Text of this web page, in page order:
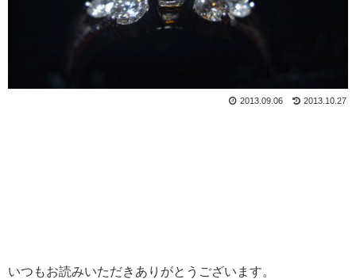
2013.10.27
2013.09.06
いつもお読みいただきありがとうございます。